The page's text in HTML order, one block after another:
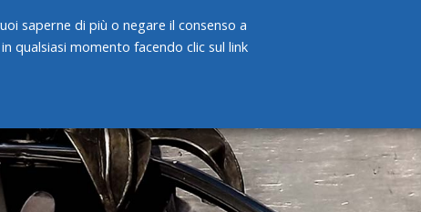
CHI SIAMO SERVIZI PRODOTTI
saperne di più o negare il consenso a
qualsiasi momento facendo clic sul link